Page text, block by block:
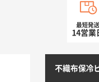
最短発送
14営業
不織布保冷